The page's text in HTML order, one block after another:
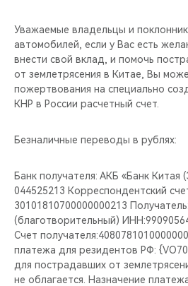
Уважаемые владельцы и
автомобилей, если у Вас есть
внести свой вклад, и помочь
от землетрясения в Китае, Вы
пожертвования на специально
КНР в России расчетный счет.
Безналичные переводы в рублях:
Банк получателя: АКБ «Банк
044525213 Корреспондентский
30101810700000000213
(благотворительный)
Счет
платежа для резидентов РФ:
для пострадавших от
не облагается. Назначение